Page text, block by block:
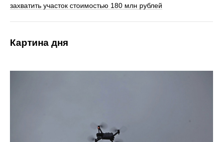
захватить участок стоимостью 180 млн рублей
Картина дня